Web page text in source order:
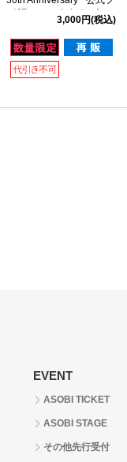
ルグラフィックタオル(ファ
ンタジア クレス)3,000円(税込)
EVENT
ASOBI TICKET
ASOBI STAGE
その他先行受付